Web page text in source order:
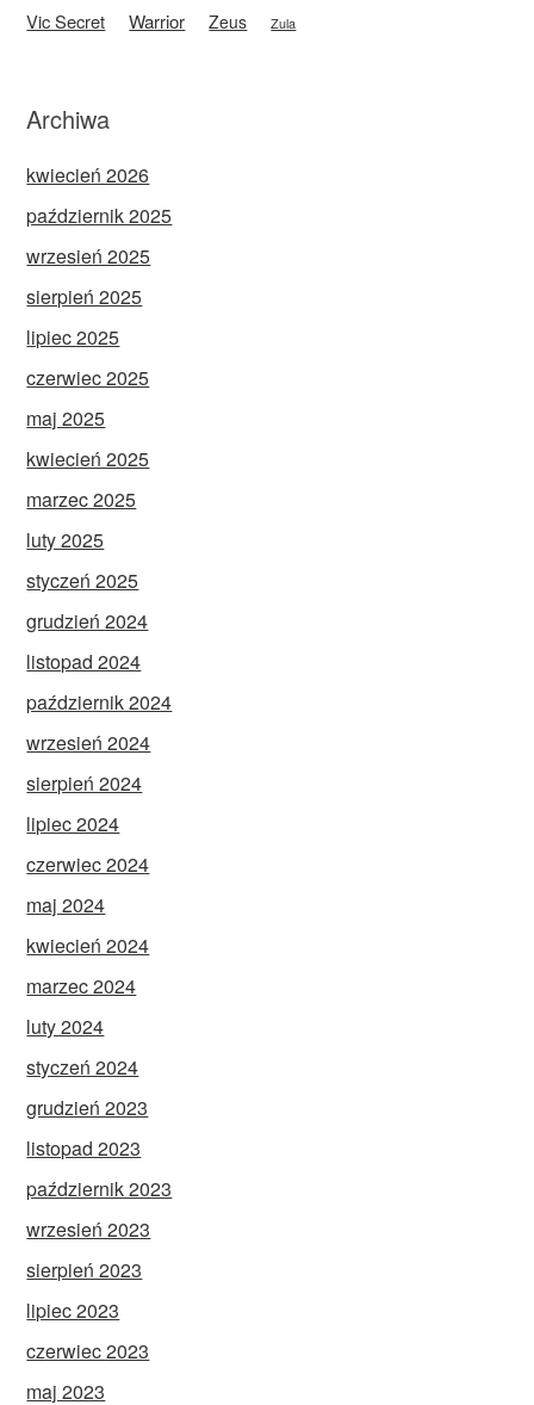
Vic Secret Warrior Zeus Zula
Archiwa
kwiecień 2026
październik 2025
wrzesień 2025
sierpień 2025
lipiec 2025
czerwiec 2025
maj 2025
kwiecień 2025
marzec 2025
luty 2025
styczeń 2025
grudzień 2024
listopad 2024
październik 2024
wrzesień 2024
sierpień 2024
lipiec 2024
czerwiec 2024
maj 2024
kwiecień 2024
marzec 2024
luty 2024
styczeń 2024
grudzień 2023
listopad 2023
październik 2023
wrzesień 2023
sierpień 2023
lipiec 2023
czerwiec 2023
maj 2023